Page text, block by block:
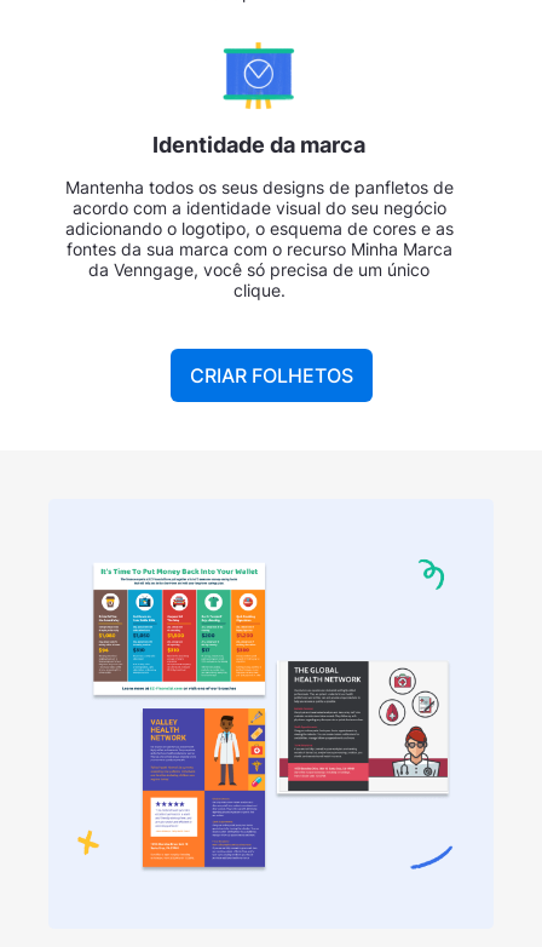
Identidade da marca
Mantenha todos os seus designs de panfletos de
acordo com a identidade visual do seu negócio
adicionando o logotipo, o esquema de cores e as
fontes da sua marca com o recurso Minha Marca
da Venngage, você só precisa de um único
clique.
CRIAR FOLHETOS